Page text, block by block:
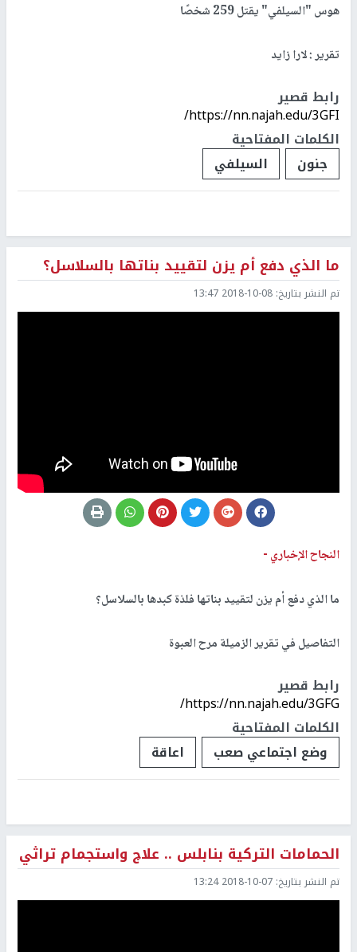
هوس "السيلفي" يقتل 259 شخصًا
تقرير : لارا زايد
رابط قصير
https://nn.najah.edu/3GFI/
الكلمات المفتاحية
جنون
السيلفي
ما الذي دفع أم يزن لتقييد بناتها بالسلاسل؟
تم النشر بتاريخ: 2018-10-08 13:47
النجاح الإخباري -
ما الذي دفع أم يزن لتقييد بناتها فلذة كبدها بالسلاسل؟
التفاصيل في تقرير الزميلة مرح العبوة
رابط قصير
https://nn.najah.edu/3GFG/
الكلمات المفتاحية
وضع اجتماعي صعب
اعاقة
الحمامات التركية بنابلس .. علاج واستجمام تراثي
تم النشر بتاريخ: 2018-10-07 13:24